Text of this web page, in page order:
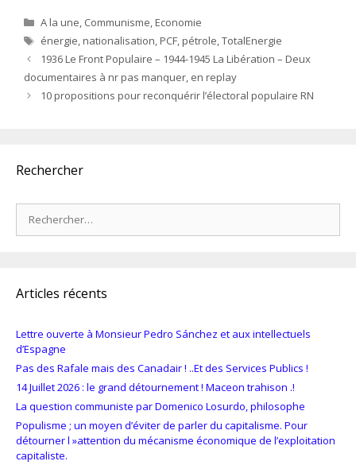
Catégories
A la une, Communisme,Economie
Étiquettes
énergie,nationalisation,PCF,pétrole,TotalEnergie
1936 Le Front Populaire – 1944-1945 La Libération – Deux
documentaires à nr pas manquer, en replay
10 propositions pour reconquérir l’électoral populaire RN
Rechercher
Articles récents
Lettre ouverte à Monsieur Pedro Sánchez et aux intellectuels
d’Espagne
Pas des Rafale mais des Canadair ! ..Et des Services Publics !
14 Juillet 2026 : le grand détournement ! Maceon trahison .!
La question communiste par Domenico Losurdo, philosophe
Populisme ; un moyen d’éviter de parler du capitalisme. Pour
détourner l »attention du mécanisme économique de l’exploitation
capitaliste.